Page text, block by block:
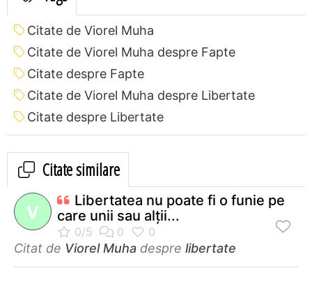
Citate de Viorel Muha
Citate de Viorel Muha despre Fapte
Citate despre Fapte
Citate de Viorel Muha despre Libertate
Citate despre Libertate
Citate similare
V
Libertatea nu poate fi o funie pe
care unii sau alţii...
Citat de Viorel Muha despre libertate